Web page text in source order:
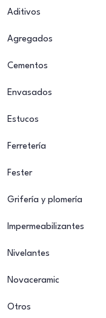
Aditivos
Agregados
Cementos
Envasados
Estucos
Ferretería
Fester
Grifería y plomería
Impermeabilizantes
Nivelantes
Novaceramic
Otros